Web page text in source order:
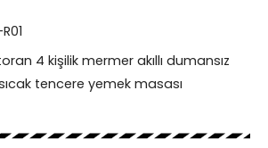
4 kişilik mermer akıllı dumansız
sıcak tencere yemek masası